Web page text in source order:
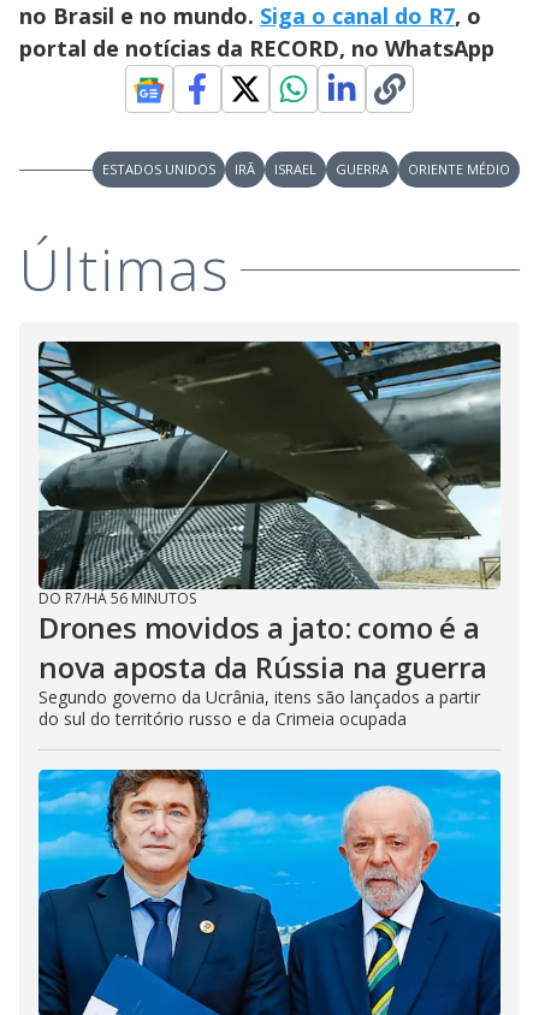
no Brasil e no mundo. Siga o canal do R7, o
portal de notícias da RECORD, no WhatsApp
ESTADOS UNIDOS IRÃ ISRAEL GUERRA ORIENTE MÉDIO
Últimas
DO R7/HÁ 56 MINUTOS
Drones movidos a jato: como é a
nova aposta da Rússia na guerra
Segundo governo da Ucrânia, itens são lançados a partir
do sul do território russo e da Crimeia ocupada